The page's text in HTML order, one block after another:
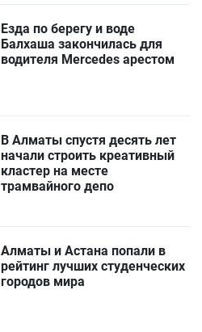
Езда по берегу и воде
Балхаша закончилась для
водителя Mercedes арестом
В Алматы спустя десять лет
начали строить креативный
кластер на месте
трамвайного депо
Алматы и Астана попали в
рейтинг лучших студенческих
городов мира